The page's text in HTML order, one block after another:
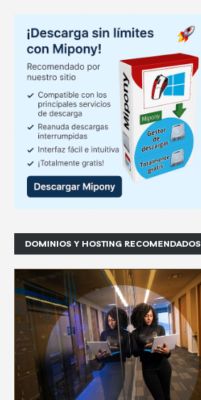
DOMINIOS Y HOSTING RECOMENDADOS